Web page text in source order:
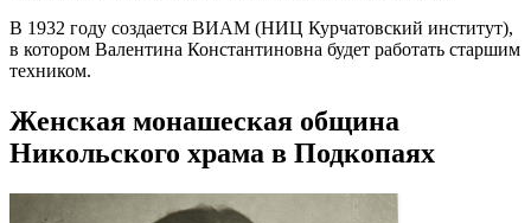
В 1932 году создается ВИАМ (НИЦ Курчатовский институт),
в котором Валентина Константиновна будет работать старшим
техником.
Женская монашеская община
Никольского храма в Подкопаях